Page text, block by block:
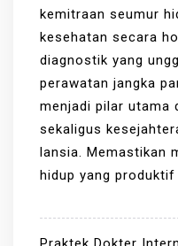
kemitraan seumur
kesehatan secara
diagnostik yang
perawatan jangka
menjadi pilar utama
sekaligus
lansia. Memastikan
hidup yang produktif